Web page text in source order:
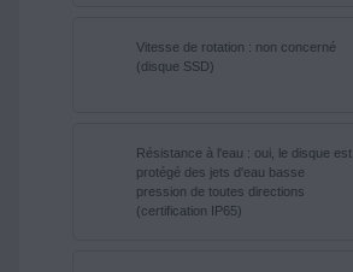
Vitesse de rotation : non concerné
(disque SSD)
Résistance à l'eau : oui, le disque est
protégé des jets d'eau basse
pression de toutes directions
(certification IP65)